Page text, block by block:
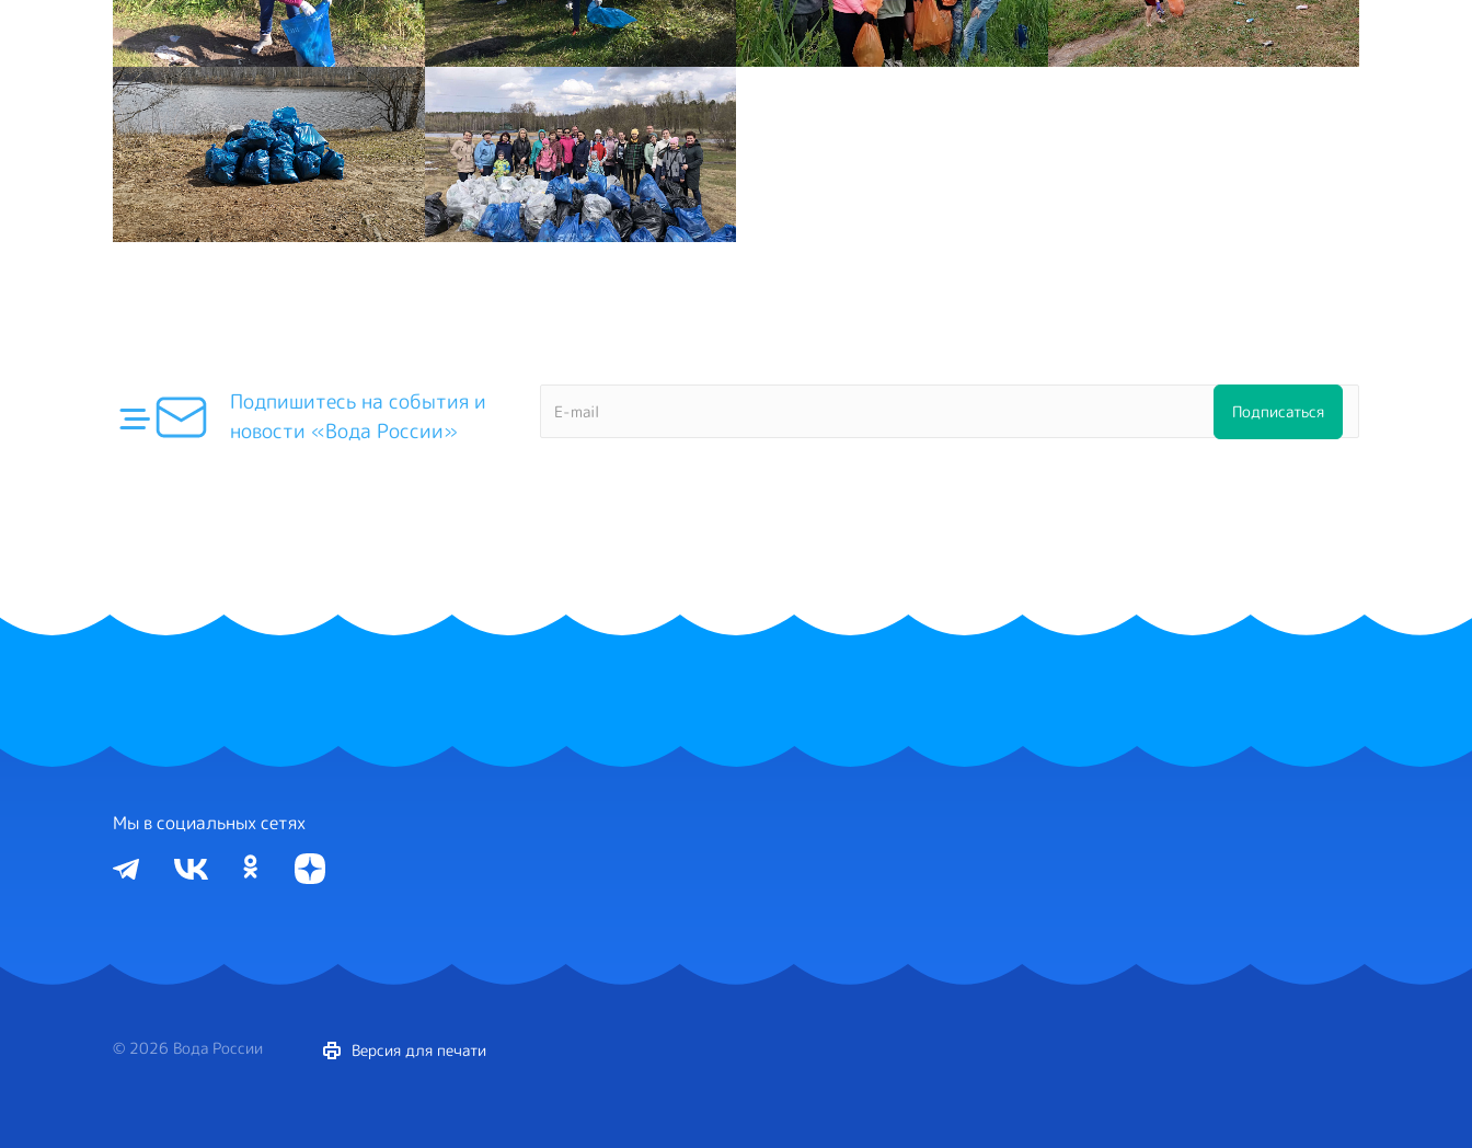
Подпишитесь на события и
новости «Вода России»
Мы в социальных сетях
© 2026 Вода России Версия для печати